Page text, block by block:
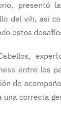
presentó
del vih, así
estos
entre los
de
una correcta